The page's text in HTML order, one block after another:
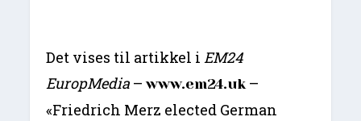
Det vises til artikkel iEM24
EuropMedia –www.em24.uk–
«Friedrich Merz elected German